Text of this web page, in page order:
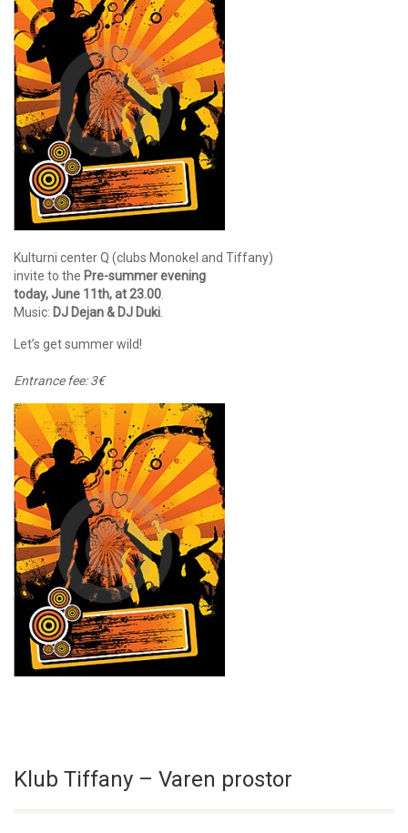
Kulturni center Q (clubs Monokel and Tiffany)
invite to the Pre-summer evening
today, June 11th, at 23.00
Music: DJ Dejan & DJ Duki
Let’s get summer wild!
Entrance fee: 3€
Klub Tiffany – Varen prostor